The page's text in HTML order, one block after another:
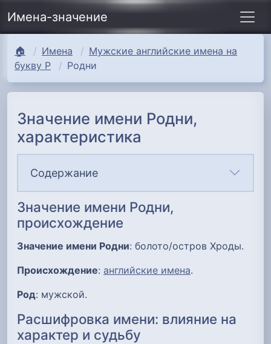
Имена-значение
🏠 Имена
Мужские английские имена на
букву Р
Родни
Значение имени Родни,
характеристика
Содержание
Значение имени Родни,
происхождение
Значение имени Родни: болото/остров Хроды.
Происхождение: английские имена.
Род: мужской.
Расшифровка имени: влияние на
характер и судьбу